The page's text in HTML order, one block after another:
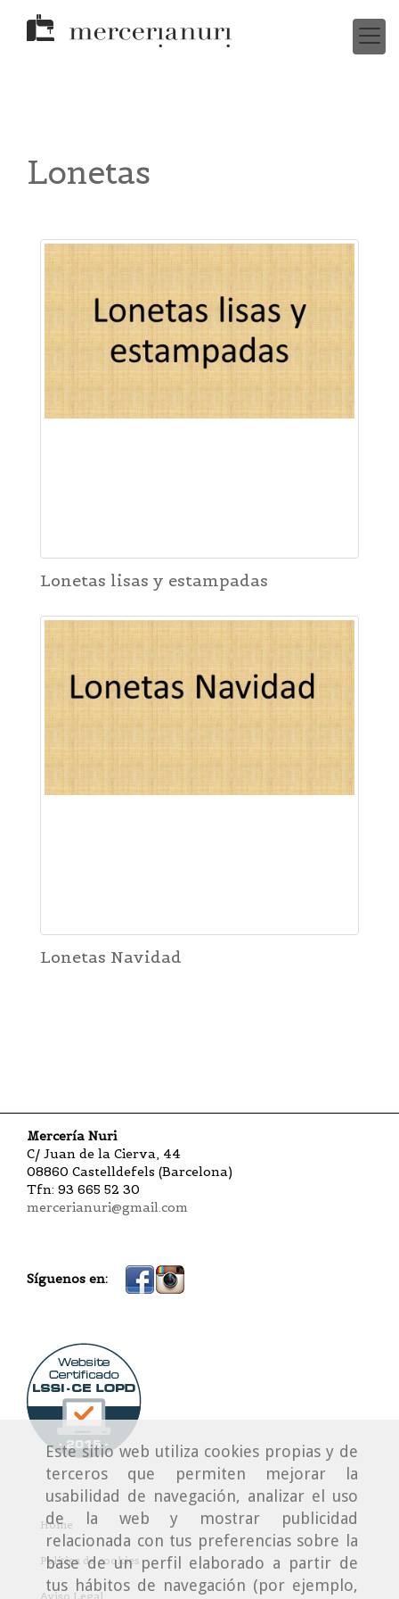
Este sitio web utiliza cookies propias y de
terceros que permiten mejorar la
usabilidad de navegación, analizar el uso
de la web y mostrar publicidad
relacionada con tus preferencias sobre la
base de un perfil elaborado a partir de
tus hábitos de navegación (por ejemplo,
Lonetas
Lonetas lisas y estampadas
Lonetas Navidad
Mercería Nuri
C/ Juan de la Cierva, 44
08860 Castelldefels (Barcelona)
Tfn: 93 665 52 30
mercerianuri@gmail.com
Síguenos en:
Home
Política de cookies
Aviso Legal